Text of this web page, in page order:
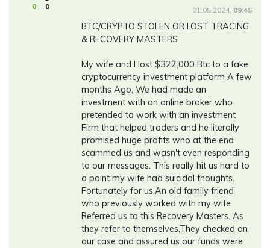
0 0 01.05.2024. 09:45
BTC/CRYPTO STOLEN OR LOST TRACING
& RECOVERY MASTERS
My wife and I lost $322,000 Btc to a fake
cryptocurrency investment platform A few
months Ago, We had made an
investment with an online broker who
pretended to work with an investment
Firm that helped traders and he literally
promised huge profits who at the end
scammed us and wasn't even responding
to our messages. This really hit us hard to
a point my wife had suicidal thoughts.
Fortunately for us,An old family friend
who previously worked with my wife
Referred us to this Recovery Masters. As
they refer to themselves,They checked on
our case and assured us our funds were